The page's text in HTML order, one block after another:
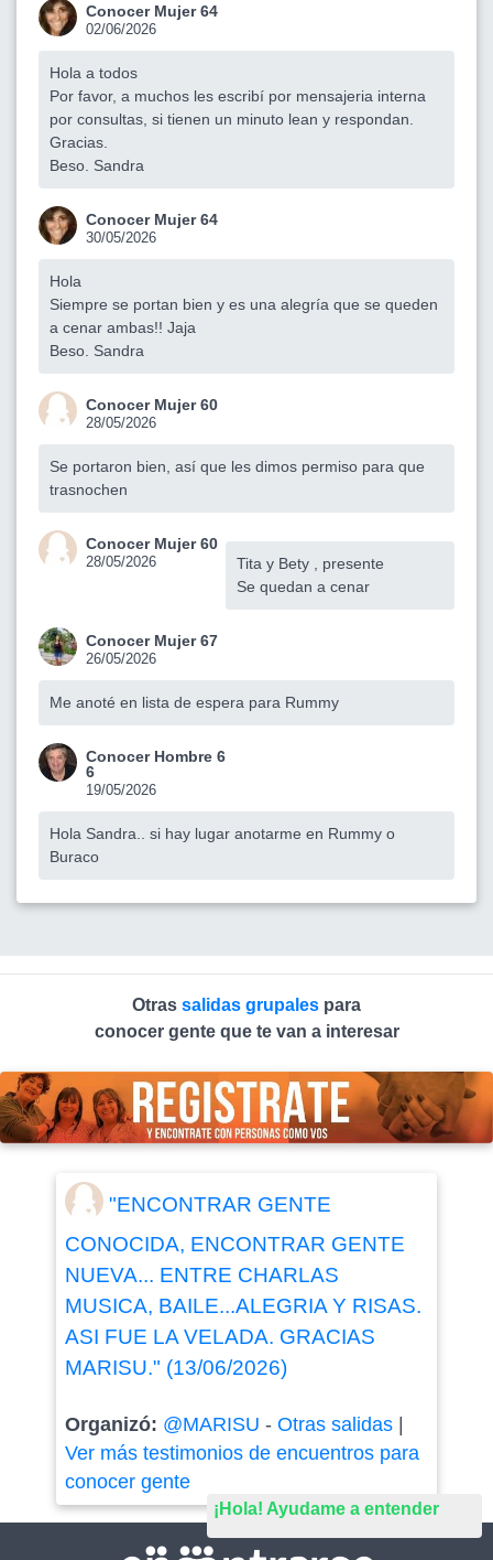
¡Hola! Ayudame a entender
Conocer Mujer 64
02/06/2026
Hola a todos
Por favor, a muchos les escribí por mensajeria interna
por consultas, si tienen un minuto lean y respondan.
Gracias.
Beso. Sandra
Conocer Mujer 64
30/05/2026
Hola
Siempre se portan bien y es una alegría que se queden
a cenar ambas!! Jaja
Beso. Sandra
Conocer Mujer 60
28/05/2026
Se portaron bien, así que les dimos permiso para que
trasnochen
Conocer Mujer 60
28/05/2026
Tita y Bety , presente
Se quedan a cenar
Conocer Mujer 67
26/05/2026
Me anoté en lista de espera para Rummy
Conocer Hombre 6
6
19/05/2026
Hola Sandra.. si hay lugar anotarme en Rummy o
Buraco
Otras salidas grupales para
conocer gente que te van a interesar
"ENCONTRAR GENTE
CONOCIDA, ENCONTRAR GENTE
NUEVA... ENTRE CHARLAS
MUSICA, BAILE...ALEGRIA Y RISAS.
ASI FUE LA VELADA. GRACIAS
MARISU." (13/06/2026)
Organizó: @MARISU - Otras salidas|
Ver más testimonios de encuentros para
conocer gente